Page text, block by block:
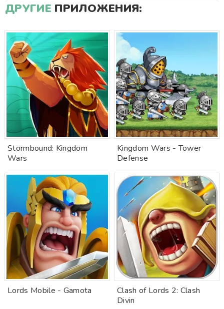
ДРУГИЕ ПРИЛОЖЕНИЯ:
Stormbound: Kingdom
Wars
Kingdom Wars - Tower
Defense
Lords Mobile - Gamota
Clash of Lords 2: Clash
Divin